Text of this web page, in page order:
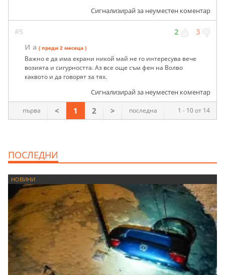
Сигнализирай за неуместен коментар
#5 2 3
И а ( преди 2 месеца )
Важно е да има екрани никой май не го интересува вече
возията и сигурността. Аз все още съм фен на Волво
каквото и да говорят за тях.
Сигнализирай за неуместен коментар
1 - 10 от 14
първа < 1 2 > последна
ПОСЛЕДНИ
НОВИНИ